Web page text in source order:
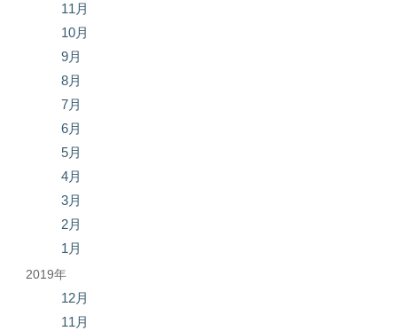
11月
10月
9月
8月
7月
6月
5月
4月
3月
2月
1月
2019年
12月
11月